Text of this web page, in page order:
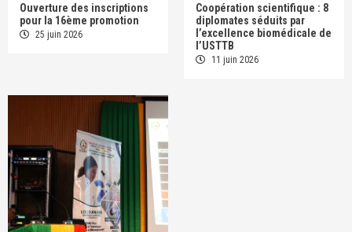
Ouverture des inscriptions
pour la 16ème promotion
25 juin 2026
Coopération scientifique : 8
diplomates séduits par
l’excellence biomédicale de
l’USTTB
11 juin 2026